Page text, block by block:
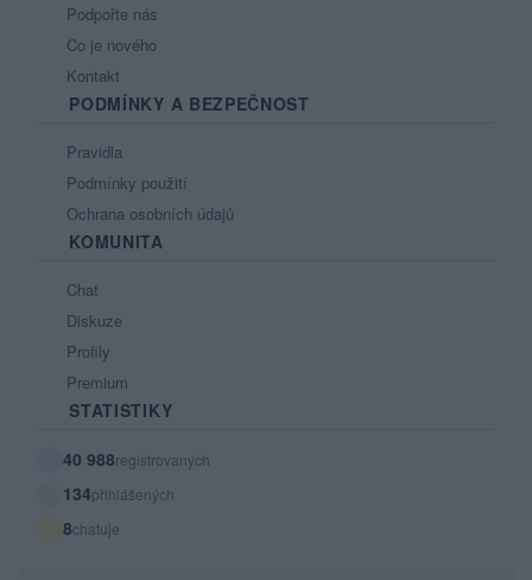
Podpořte nás
Co je nového
Kontakt
PODMÍNKY A BEZPEČNOST
Pravidla
Podmínky použití
Ochrana osobních údajů
KOMUNITA
Chat
Diskuze
Profily
Premium
STATISTIKY
40 988registrovaných
134přihlášených
8chatuje